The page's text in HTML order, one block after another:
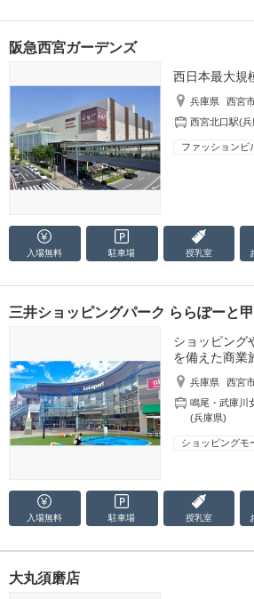
阪急西宮ガーデンズ
西日本最大規
兵庫県
西宮
西宮北口駅(兵
ファッションビ
入場無料 駐車場 授乳室
三井ショッピングパーク ららぽーと
ショッピング
を備えた商業
兵庫県
西宮
鳴尾・武庫川
(兵庫県)
ショッピングモ
入場無料 駐車場 授乳室
大丸須磨店